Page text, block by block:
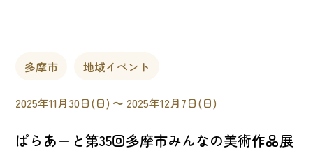
多摩市 地域イベント
2025年11月30日(日) 〜 2025年12月7日(日)
ぱらあーと第35回多摩市みんなの美術作品展